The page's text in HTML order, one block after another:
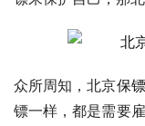
众所周知，北京保
镖一样，都是需要